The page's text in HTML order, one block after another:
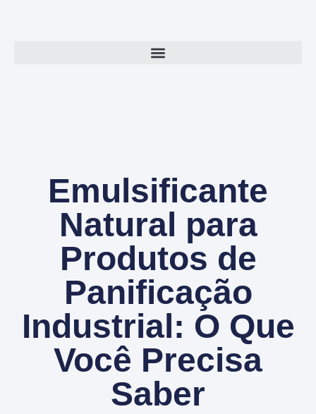
Emulsificante
Natural para
Produtos de
Panificação
Industrial: O Que
Você Precisa
Saber